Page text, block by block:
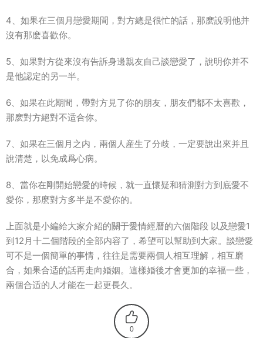
4、如果在三個月戀愛期間，對方總是很忙的話，那麽說明他并
沒有那麽喜歡你。
5、如果對方從來沒有告訴身邊親友自己談戀愛了，說明你并不
是他認定的另一半。
6、如果在此期間，帶對方見了你的朋友，朋友們都不太喜歡，
那麽對方絕對不适合你。
7、如果在三個月之内，兩個人産生了分歧，一定要說出來并且
說清楚，以免成爲心病。
8、當你在剛開始戀愛的時候，就一直懷疑和猜測對方到底愛不
愛你，那麽對方多半是不愛你的。
上面就是小編給大家介紹的關于愛情經曆的六個階段 以及戀愛1
到12月十二個階段的全部内容了，希望可以幫助到大家。談戀愛
可不是一個簡單的事情，往往是需要兩個人相互理解，相互磨
合，如果合适的話再走向婚姻。這樣婚後才會更加的幸福一些，
兩個合适的人才能在一起更長久。
0